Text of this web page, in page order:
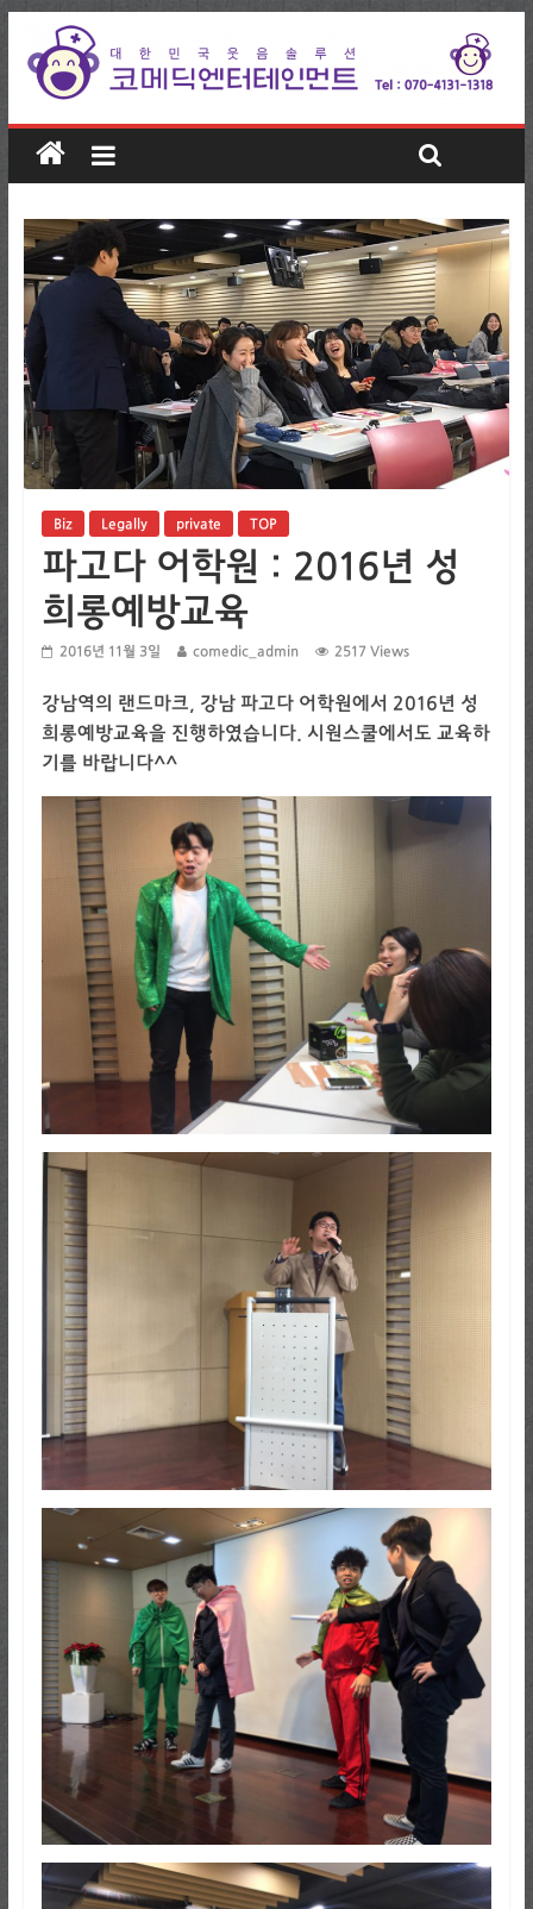
Biz Legally private TOP
파고다 어학원 : 2016년 성
희롱예방교육
2016년 11월 3일 comedic_admin 2517 Views
강남역의 랜드마크, 강남 파고다 어학원에서 2016년 성
희롱예방교육을 진행하였습니다. 시원스쿨에서도 교육하
기를 바랍니다^^